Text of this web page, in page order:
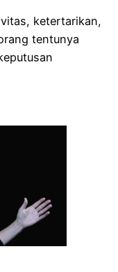
ketertarikan,
tentunya